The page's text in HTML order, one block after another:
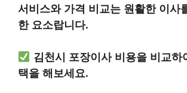
서비스와 가격 비교는 원활한 이사
한 요소랍니다.
김천시 포장이사 비용을 비교하
택을 해보세요.